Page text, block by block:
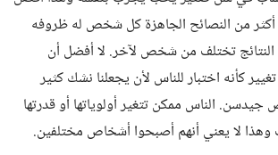
أكثر من النصائح الجاهزة كل شخص له ظروفه
النتائج تختلف من شخص لآخر. لا أفضل أن
كأنه اختبار للناس لأن يجعلنا نشك كثير
الناس ممكن تتغير أولوياتها أو قدرتها
لا يعني أنهم أصبحوا أشخاص مختلفين.